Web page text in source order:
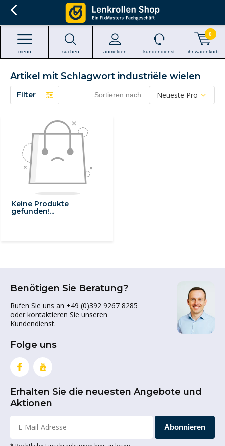
suchen anmelden
menu kundendienst ihr warenkorb
0
Artikel mit Schlagwort industriële wielen
Filter Sortieren nach:
Keine Produkte
gefunden!...
Benötigen Sie Beratung?
Rufen Sie uns an +49 (0)392 9267 8285
oder kontaktieren Sie unseren
Kundendienst.
Folge uns
Erhalten Sie die neuesten Angebote und
Aktionen
Abonnieren